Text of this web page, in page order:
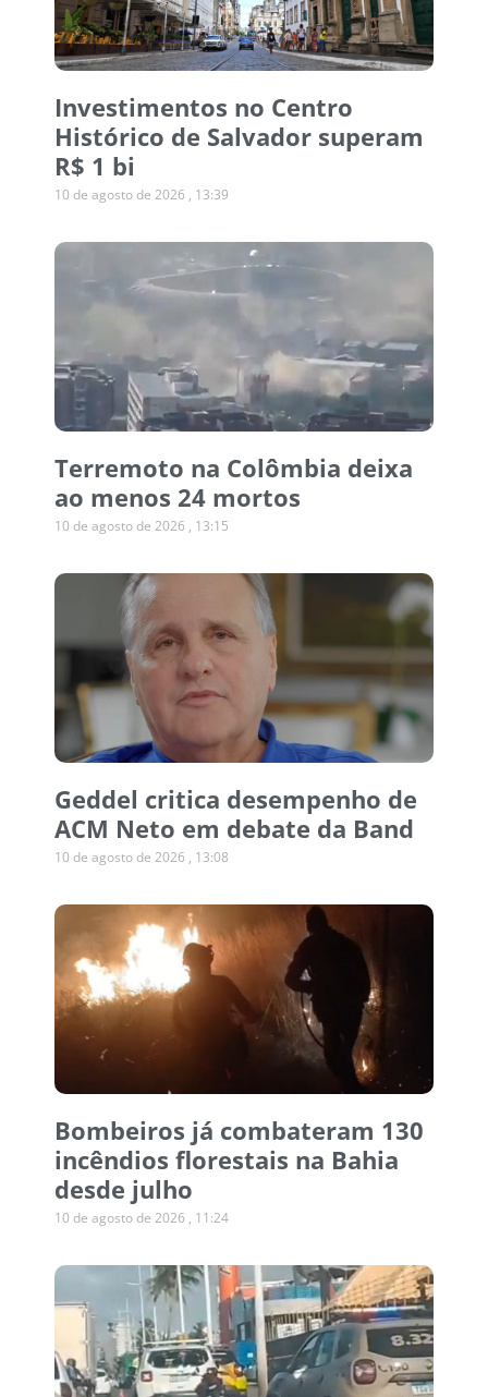
Investimentos no Centro
Histórico de Salvador superam
R$ 1 bi
10 de agosto de 2026 13:39
Terremoto na Colômbia deixa
ao menos 24 mortos
10 de agosto de 2026 13:15
Geddel critica desempenho de
ACM Neto em debate da Band
10 de agosto de 2026 13:08
Bombeiros já combateram 130
incêndios florestais na Bahia
desde julho
10 de agosto de 2026 11:24